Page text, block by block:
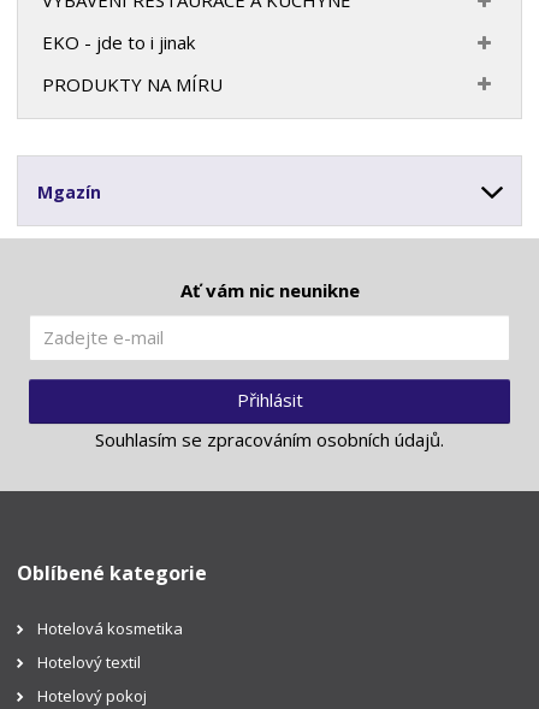
EKO - jde to i jinak
PRODUKTY NA MÍRU
Mgazín
Ať vám nic neunikne
Přihlásit
Souhlasím se zpracováním osobních údajů.
Oblíbené kategorie
Hotelová kosmetika
Hotelový textil
Hotelový pokoj